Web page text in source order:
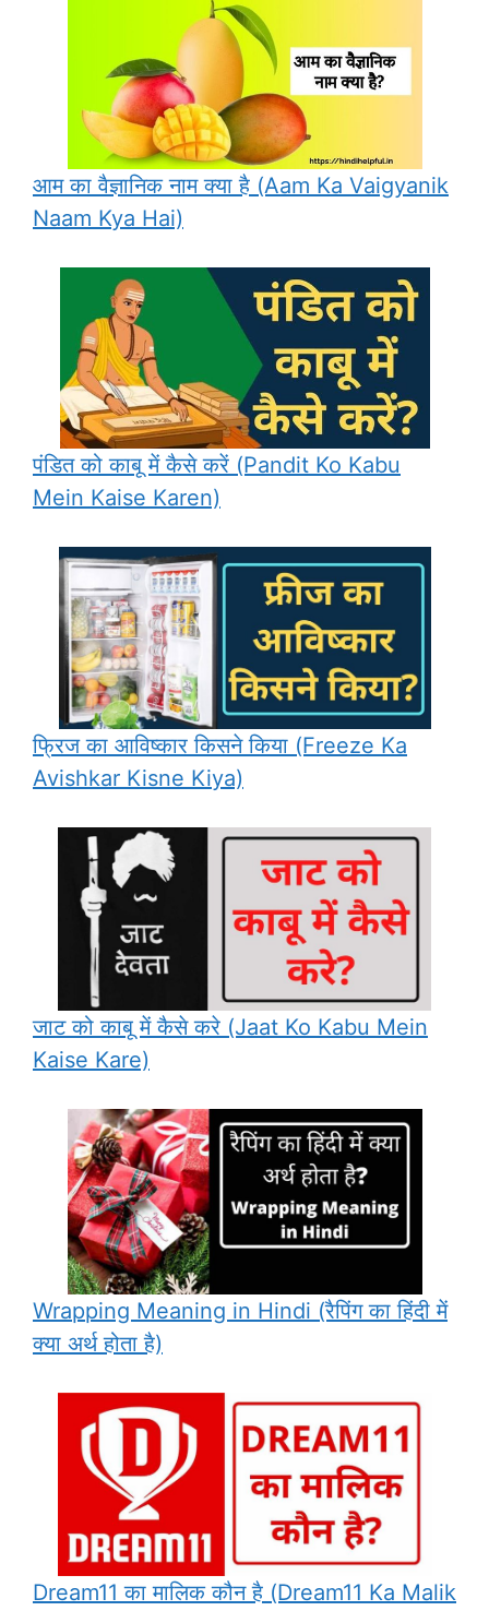
आम का वैज्ञानिक नाम क्या है (Aam Ka Vaigyanik
Naam Kya Hai)
पंडित को काबू में कैसे करें (Pandit Ko Kabu
Mein Kaise Karen)
फ्रिज का आविष्कार किसने किया (Freeze Ka
Avishkar Kisne Kiya)
जाट को काबू में कैसे करे (Jaat Ko Kabu Mein
Kaise Kare)
Wrapping Meaning in Hindi (रैपिंग का हिंदी में
क्या अर्थ होता है)
Dream11 का मालिक कौन है (Dream11 Ka Malik